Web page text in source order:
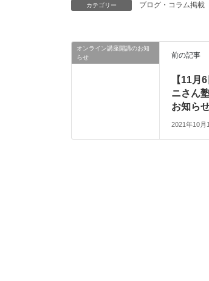
カテゴリー ブログ・コラム掲載
オンライン講座開講のお知
らせ
前の記事
【11
ニさん
お知らせ
2021年10月